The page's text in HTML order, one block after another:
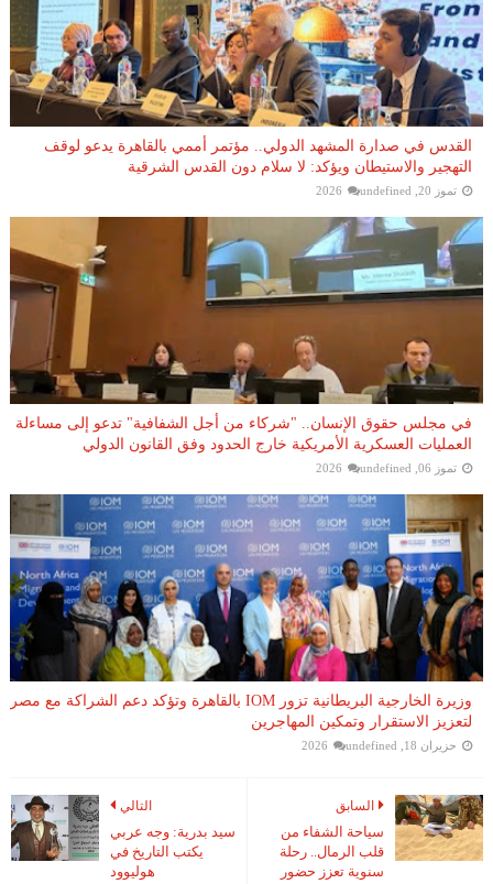
القدس في صدارة المشهد الدولي.. مؤتمر أممي بالقاهرة يدعو لوقف
التهجير والاستيطان ويؤكد: لا سلام دون القدس الشرقية
تموز 20, 2026 undefined
في مجلس حقوق الإنسان.. "شركاء من أجل الشفافية" تدعو إلى مساءلة
العمليات العسكرية الأمريكية خارج الحدود وفق القانون الدولي
تموز 06, 2026 undefined
وزيرة الخارجية البريطانية تزور IOM بالقاهرة وتؤكد دعم الشراكة مع مصر
لتعزيز الاستقرار وتمكين المهاجرين
حزيران 18, 2026 undefined
التالي
سيد بدرية: وجه عربي
يكتب التاريخ في
هوليوود
السابق
سياحة الشفاء من
قلب الرمال.. رحلة
سنوية تعزز حضور